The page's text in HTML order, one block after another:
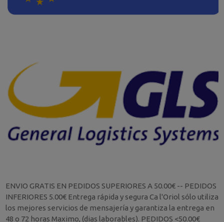
ENVIO GRATIS EN PEDIDOS SUPERIORES A 50.00€ -- PEDIDOS
INFERIORES 5.00€ Entrega rápida y segura Ca l'Oriol sólo utiliza
los mejores servicios de mensajería y garantiza la entrega en
48 o 72 horas Maximo, (dias laborables). PEDIDOS <50.00€